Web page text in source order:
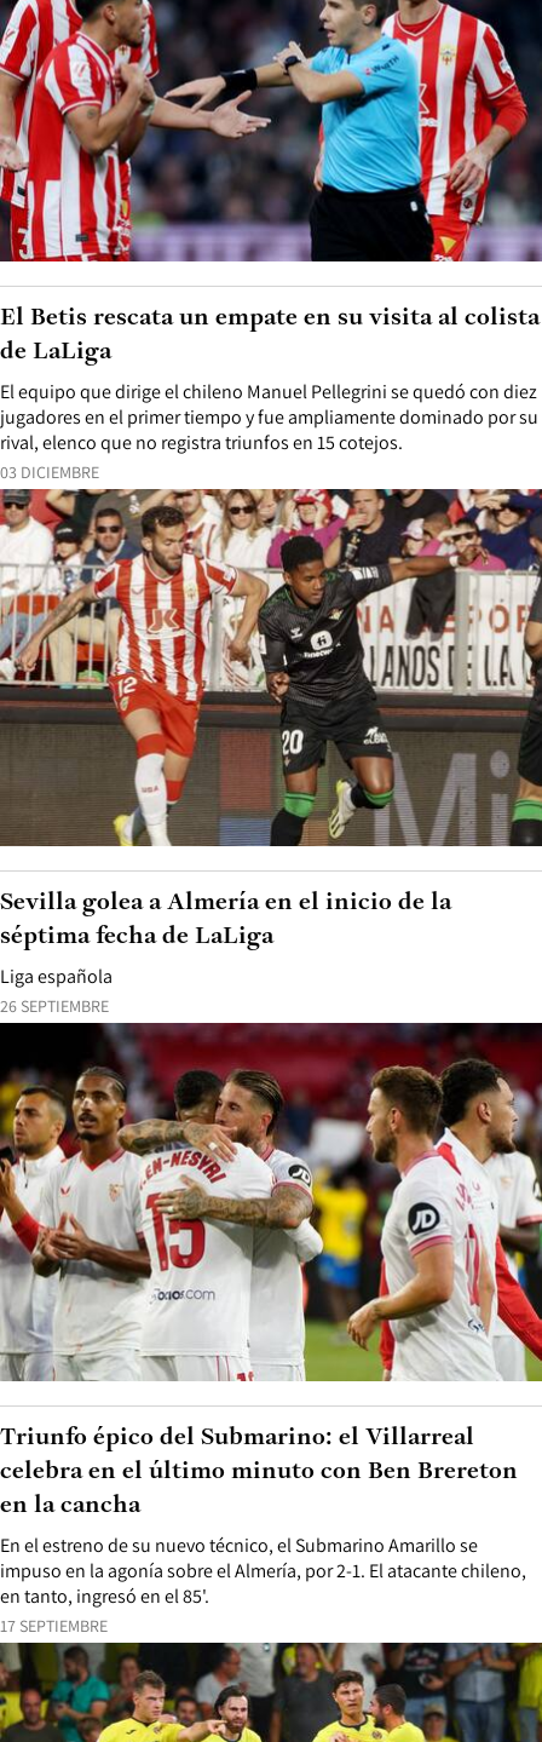
03 DICIEMBRE
El equipo que dirige el chileno Manuel Pellegrini se quedó con diez
jugadores en el primer tiempo y fue ampliamente dominado por su
rival, elenco que no registra triunfos en 15 cotejos.
El Betis rescata un empate en su visita al colista
de LaLiga
26 SEPTIEMBRE
Liga española
Sevilla golea a Almería en el inicio de la
séptima fecha de LaLiga
17 SEPTIEMBRE
En el estreno de su nuevo técnico, el Submarino Amarillo se
impuso en la agonía sobre el Almería, por 2-1. El atacante chileno,
en tanto, ingresó en el 85'.
Triunfo épico del Submarino: el Villarreal
celebra en el último minuto con Ben Brereton
en la cancha